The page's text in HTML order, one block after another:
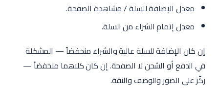
معدل الإضافة للسلة / مشاهدة الصفحة.
معدل إتمام الشراء من السلة.
إن كان الإضافة للسلة عالية والشراء منخفضاً — المشكلة
في الدفع أو الشحن لا الصفحة. إن كان كلاهما منخفضاً —
ركّز على الصور والوصف والثقة.